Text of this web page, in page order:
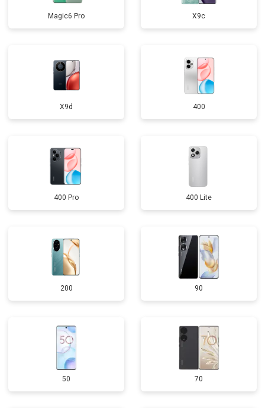
Magic6 Pro X9c
X9d 400
400 Pro 400 Lite
200 90
50 70